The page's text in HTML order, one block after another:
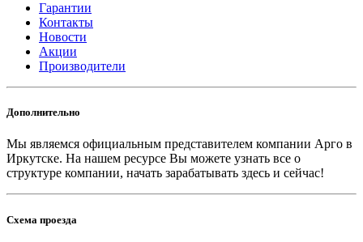
Гарантии
Контакты
Новости
Акции
Производители
Дополнительно
Мы являемся официальным представителем компании Арго в
Иркутске. На нашем ресурсе Вы можете узнать все о
структуре компании, начать зарабатывать здесь и сейчас!
Схема проезда